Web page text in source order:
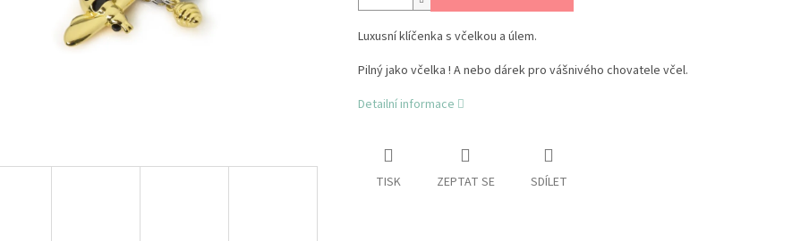
Luxusní klíčenka s včelkou a úlem.
Pilný jako včelka ! A nebo dárek pro vášnivého chovatele včel.
Detailní informace
TISK ZEPTAT SE SDÍLET